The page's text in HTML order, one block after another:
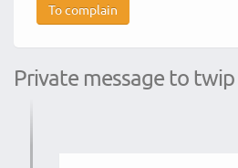
To complain
Private message to